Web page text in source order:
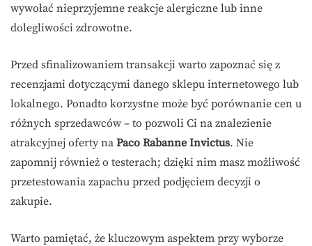
wywołać nieprzyjemne reakcje alergiczne lub inne
dolegliwości zdrowotne.
Przed sfinalizowaniem transakcji warto zapoznać się z
recenzjami dotyczącymi danego sklepu internetowego lub
lokalnego. Ponadto korzystne może być porównanie cen u
różnych sprzedawców – to pozwoli Ci na znalezienie
atrakcyjnej oferty na Paco Rabanne Invictus. Nie
zapomnij również o testerach; dzięki nim masz możliwość
przetestowania zapachu przed podjęciem decyzji o
zakupie.
Warto pamiętać, że kluczowym aspektem przy wyborze